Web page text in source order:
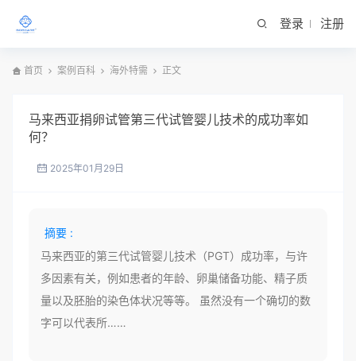
登录 注册
首页 案例百科 海外特需 正文
马来西亚捐卵试管第三代试管婴儿技术的成功率如
何？
2025年01月29日
摘要 :
马来西亚的第三代试管婴儿技术（PGT）成功率，与许
多因素有关，例如患者的年龄、卵巢储备功能、精子质
量以及胚胎的染色体状况等等。 虽然没有一个确切的数
字可以代表所……